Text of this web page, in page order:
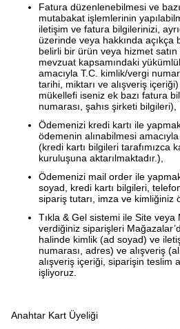
Fatura düzenlenebilmesi ve
mutabakat işlemlerinin
iletişim ve fatura bilgilerinizi,
üzerinde veya hakkında
belirli bir ürün veya hizmet
mevzuat kapsamındaki
amacıyla T.C. kimlik/vergi
tarihi, miktarı ve alışveriş
mükellefi iseniz ek bazı fatura
numarası, şahıs şirketi bilgileri),
Ödemenizi kredi kartı ile
ödemenin alınabilmesi
(kredi kartı bilgileri tarafımızca
kuruluşuna aktarılmaktadır.),
Ödemenizi mail order ile
soyad, kredi kartı bilgileri,
sipariş tutarı, imza ve kimliğiniz
Tıkla & Gel sistemi ile Site veya
verdiğiniz siparişleri
halinde kimlik (ad soyad) ve
numarası, adres) ve alışveriş
alışveriş içeriği, siparişin teslim
işliyoruz.
Anahtar Kart Üyeliği